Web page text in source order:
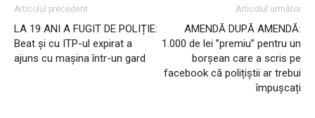
Articolul precedent
LA 19 ANI A FUGIT DE POLIȚIE:
Beat și cu ITP-ul expirat a
ajuns cu mașina într-un gard
Articolul următor
AMENDĂ DUPĂ AMENDĂ:
1.000 de lei ”premiu” pentru un
borșean care a scris pe
facebook că polițiștii ar trebui
împușcați